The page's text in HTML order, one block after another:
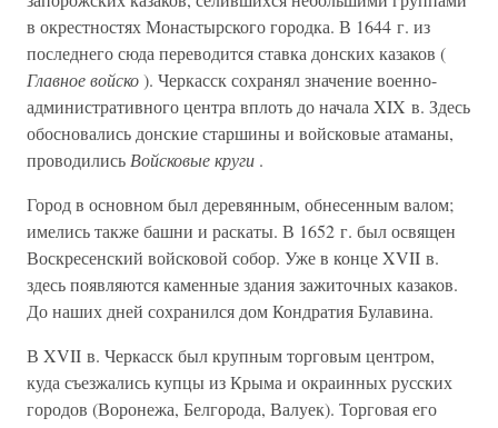
в окрестностях Монастырского городка. В 1644 г. из
последнего сюда переводится ставка донских казаков (
Главное войско). Черкасск сохранял значение военно-
административного центра вплоть до начала XIX в. Здесь
обосновались донские старшины и войсковые атаманы,
проводились Войсковые круги .
Город в основном был деревянным, обнесенным валом;
имелись также башни и раскаты. В 1652 г. был освящен
Воскресенский войсковой собор. Уже в конце XVII в.
здесь появляются каменные здания зажиточных казаков.
До наших дней сохранился дом Кондратия Булавина.
В XVII в. Черкасск был крупным торговым центром,
куда съезжались купцы из Крыма и окраинных русских
городов (Воронежа, Белгорода, Валуек). Торговая его